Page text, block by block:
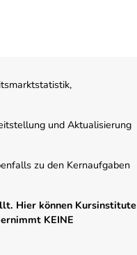
und Aktualisierung
zu den Kernaufgaben
Hier können Kursinstitute
KEINE